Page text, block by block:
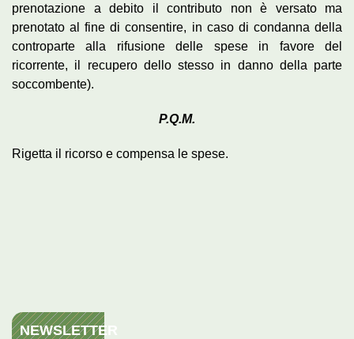
prenotazione a debito il contributo non è versato ma
prenotato al fine di consentire, in caso di condanna della
controparte alla rifusione delle spese in favore del
ricorrente, il recupero dello stesso in danno della parte
soccombente).
P.Q.M.
Rigetta il ricorso e compensa le spese.
NEWSLETTER